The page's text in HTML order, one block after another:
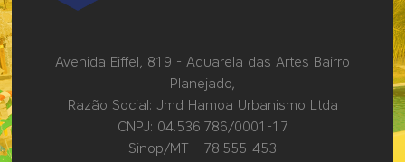
Avenida Eiffel, 819 - Aquarela das Artes Bairro
Planejado,
Razão Social: Jmd Hamoa Urbanismo Ltda
CNPJ: 04.536.786/0001-17
Sinop/MT - 78.555-453